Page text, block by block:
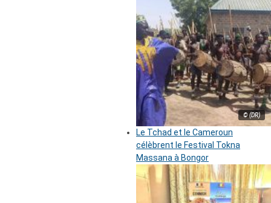
© (DR)
Le Tchad et le Cameroun
célèbrent le Festival Tokna
Massana à Bongor